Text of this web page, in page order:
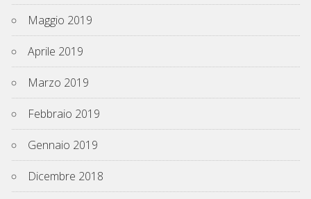
Maggio 2019
Aprile 2019
Marzo 2019
Febbraio 2019
Gennaio 2019
Dicembre 2018